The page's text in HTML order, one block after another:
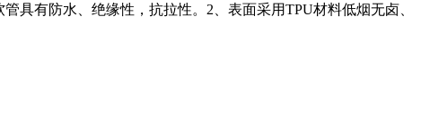
具有防水、绝缘性，抗拉性。2、表面采用TPU材料低烟无卤、